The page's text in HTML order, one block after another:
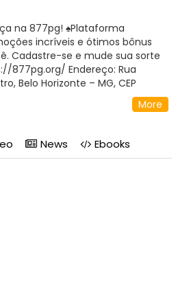
na 877pg! ♠️Plataforma
incríveis e ótimos bônus
Cadastre-se e mude sua sorte
877pg.org/ Endereço: Rua
Belo Horizonte – MG, CEP
de celular: 31 96543-2109
More
News Ebooks